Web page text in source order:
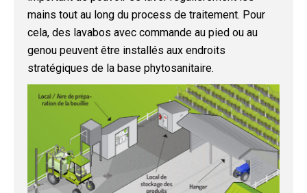
mains tout au long du process de traitement. Pour
cela, des lavabos avec commande au pied ou au
genou peuvent être installés aux endroits
stratégiques de la base phytosanitaire.